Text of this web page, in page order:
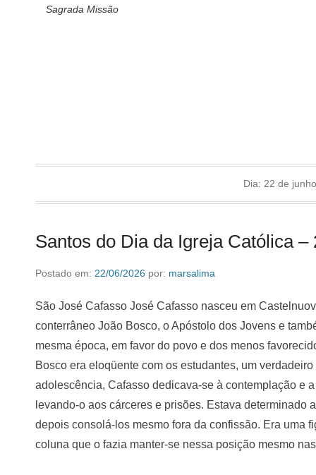
Sagrada Missão
Dia: 22 de
Santos do Dia da Igreja Católica –
Postado em: 22/06/2026 por: marsalima
São José Cafasso José Cafasso nasceu em
conterrâneo João Bosco, o Apóstolo dos Jovens e
mesma época, em favor do povo e dos menos
Bosco era eloqüente com os estudantes, um
adolescência, Cafasso dedicava-se à contemplação e
levando-o aos cárceres e prisões. Estava determinado
depois consolá-los mesmo fora da confissão. Era uma
coluna que o fazia manter-se nessa posição mesmo